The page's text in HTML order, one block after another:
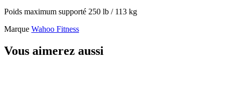
Poids maximum supporté 250 lb / 113 kg
Marque Wahoo Fitness
Vous aimerez aussi